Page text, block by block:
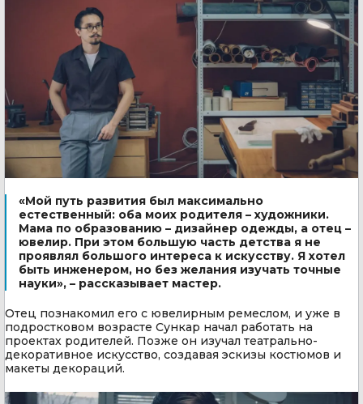
«Мой путь развития был максимально
естественный: оба моих родителя – художники.
Мама по образованию – дизайнер одежды, а отец –
ювелир. При этом большую часть детства я не
проявлял большого интереса к искусству. Я хотел
быть инженером, но без желания изучать точные
науки», – рассказывает мастер.
Отец познакомил его с ювелирным ремеслом, и уже в
подростковом возрасте Сункар начал работать на
проектах родителей. Позже он изучал театрально-
декоративное искусство, создавая эскизы костюмов и
макеты декораций.